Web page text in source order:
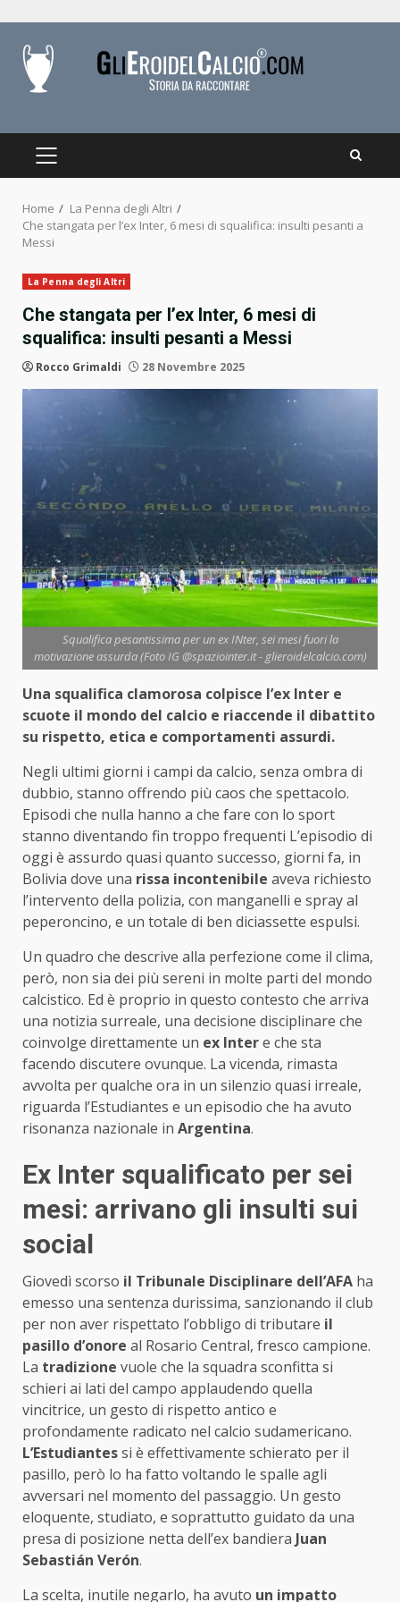
content
PRIMARY
Home
La Penna degli Altri
Che stangata per l’ex Inter, 6 mesi di squalifica: insulti pesanti a
Messi
La Penna degli Altri
Che stangata per l’ex Inter, 6 mesi di
squalifica: insulti pesanti a Messi
Rocco Grimaldi 28 Novembre 2025
Squalifica pesantissima per un ex INter, sei mesi fuori la
motivazione assurda (Foto IG @spaziointer.it - glieroidelcalcio.com)
Una squalifica clamorosa colpisce l’ex Inter e
scuote il mondo del calcio e riaccende il dibattito
su rispetto, etica e comportamenti assurdi.
Negli ultimi giorni i campi da calcio, senza ombra di
dubbio, stanno offrendo più caos che spettacolo.
Episodi che nulla hanno a che fare con lo sport
stanno diventando fin troppo frequenti L’episodio di
oggi è assurdo quasi quanto successo, giorni fa, in
Bolivia dove una rissa incontenibile aveva richiesto
l’intervento della polizia, con manganelli e spray al
peperoncino, e un totale di ben diciassette espulsi.
Un quadro che descrive alla perfezione come il clima,
però, non sia dei più sereni in molte parti del mondo
calcistico. Ed è proprio in questo contesto che arriva
una notizia surreale, una decisione disciplinare che
coinvolge direttamente un ex Intere che sta
facendo discutere ovunque. La vicenda, rimasta
avvolta per qualche ora in un silenzio quasi irreale,
riguarda l’Estudiantes e un episodio che ha avuto
risonanza nazionale in Argentina.
Ex Inter squalificato per sei
mesi: arrivano gli insulti sui
social
Giovedì scorso il Tribunale Disciplinare dell’AFA ha
emesso una sentenza durissima, sanzionando il club
per non aver rispettato l’obbligo di tributare il
pasillo d’onore al Rosario Central, fresco campione.
La tradizione vuole che la squadra sconfitta si
schieri ai lati del campo applaudendo quella
vincitrice, un gesto di rispetto antico e
profondamente radicato nel calcio sudamericano.
L’Estudiantessi è effettivamente schierato per il
pasillo, però lo ha fatto voltando le spalle agli
avversari nel momento del passaggio. Un gesto
eloquente, studiato, e soprattutto guidato da una
presa di posizione netta dell’ex bandiera Juan
Sebastián Verón.
La scelta, inutile negarlo, ha avuto un impatto